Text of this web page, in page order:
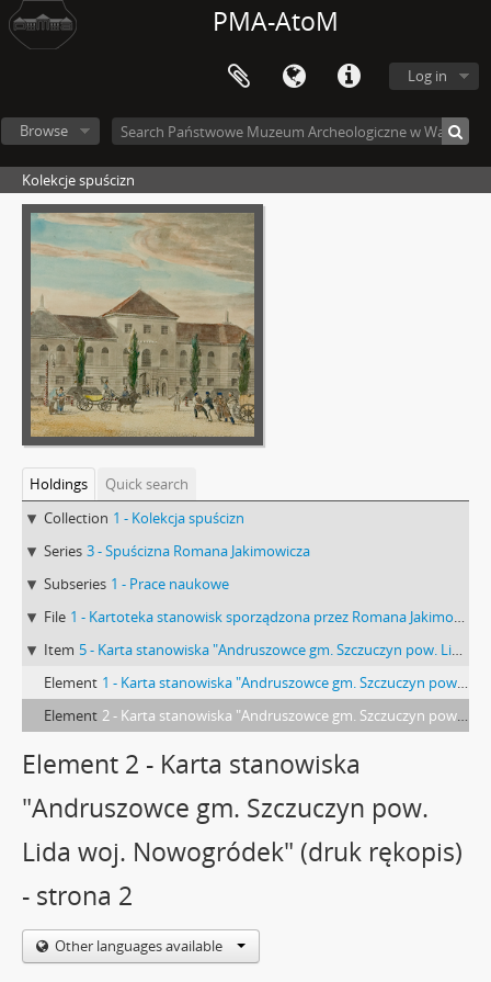
PMA-AtoM
Log in
Browse
Kolekcje spuścizn
Holdings
Quick search
Collection 1 - Kolekcja spuścizn
Series 3 - Spuścizna Romana Jakimowicza
Subseries 1 - Prace naukowe
File 1 - Kartoteka stanowisk sporządzona przez Romana Jakimowicza
Item 5 - Karta stanowiska "Andruszowce gm. Szczuczyn pow. Lida woj. Nowogródek" (druk rękopis)
Element 1 - Karta stanowiska "Andruszowce gm. Szczuczyn pow. Lida woj. Nowogródek" (druk rękopis) - strona 1
Element 2 - Karta stanowiska "Andruszowce gm. Szczuczyn pow. Lida woj. Nowogródek" (druk rękopis) - strona 2
Element 2 - Karta stanowiska
"Andruszowce gm. Szczuczyn pow.
Lida woj. Nowogródek" (druk rękopis)
- strona 2
Other languages available